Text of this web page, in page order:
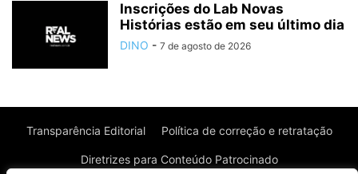
Inscrições do Lab Novas
Histórias estão em seu último dia
DINO - 7 de agosto de 2026
Transparência Editorial Política de correção e retratação
Diretrizes para Conteúdo Patrocinado